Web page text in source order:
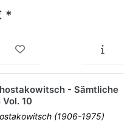
*
- Sämtliche
10
(1906-1975)